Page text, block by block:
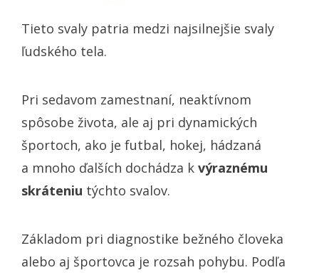
Tieto svaly patria medzi najsilnejšie svaly
ľudského tela.
Pri sedavom zamestnaní, neaktívnom
spôsobe života, ale aj pri dynamických
športoch, ako je futbal, hokej, hádzaná
a mnoho ďalších dochádza k výraznému
skráteniu týchto svalov.
Základom pri diagnostike bežného človeka
alebo aj športovca je rozsah pohybu. Podľa